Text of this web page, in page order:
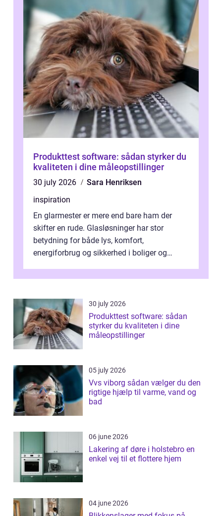
Produkttest software: sådan styrker du
kvaliteten i dine måleopstillinger
30 july 2026
Sara Henriksen
inspiration
En glarmester er mere end bare ham der
skifter en rude. Glasløsninger har stor
betydning for både lys, komfort,
energiforbrug og sikkerhed i boliger og
30 july 2026
Produkttest software: sådan
styrker du kvaliteten i dine
måleopstillinger
05 july 2026
Vvs viborg sådan vælger du den
rigtige hjælp til varme, vand og
bad
06 june 2026
Lakering af døre i holstebro en
enkel vej til et flottere hjem
04 june 2026